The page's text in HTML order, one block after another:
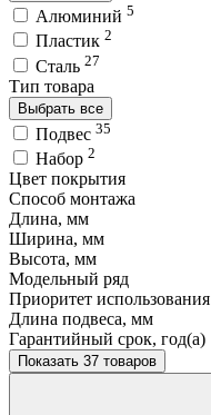
Алюминий 5
Пластик 2
Сталь 27
Тип товара
Выбрать все
Подвес 35
Набор 2
Цвет покрытия
Способ монтажа
Длина, мм
Ширина, мм
Высота, мм
Модельный ряд
Приоритет использования
Длина подвеса, мм
Гарантийный срок, год(а)
Показать 37 товаров